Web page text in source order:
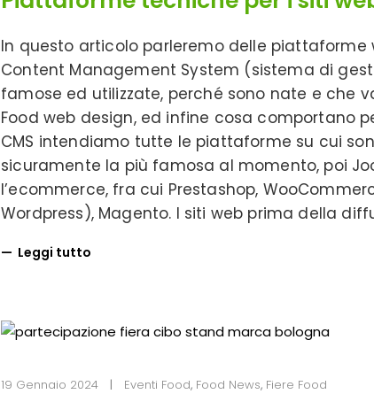
In questo articolo parleremo delle piattaforme
Content Management System (sistema di
famose ed utilizzate, perché sono nate e che
Food web design, ed infine cosa comportano
CMS intendiamo tutte le piattaforme su cui
sicuramente la più famosa al momento, poi
l’ecommerce, fra cui Prestashop,
Wordpress), Magento. I siti web prima della
Leggi tutto
19 Gennaio 2024 Eventi Food, Food News, Fiere Food